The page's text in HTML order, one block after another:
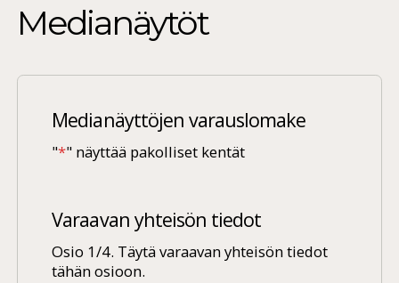
Medianäytöt
Medianäyttöjen varauslomake
"*" näyttää pakolliset kentät
Varaavan yhteisön tiedot
Osio 1/4. Täytä varaavan yhteisön tiedot
tähän osioon.